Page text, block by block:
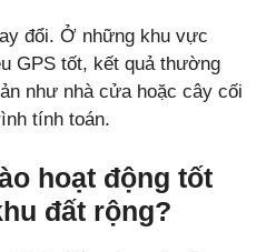
đổi. Ở những khu vực
GPS tốt, kết quả thường
như nhà cửa hoặc cây cối
tính toán.
hoạt động tốt
đất rộng?